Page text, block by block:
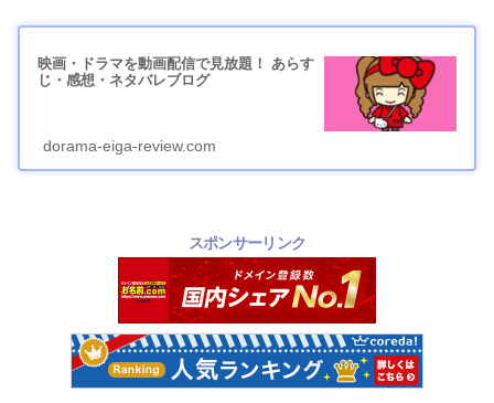
映画・ドラマを動画配信で見放題！ あらす
じ・感想・ネタバレブログ
dorama-eiga-review.com
スポンサーリンク